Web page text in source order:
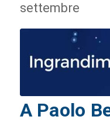
settembre
A Paolo